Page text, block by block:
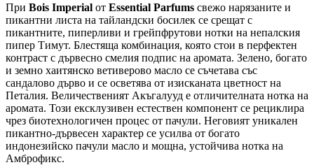
При Bois Imperial от Essential Parfums свежо нарязаните и
пикантни листа на тайландски босилек се срещат с
пикантните, пиперливи и грейпфрутови нотки на непалския
пипер Тимут. Блестяща комбинация, която стои в перфектен
контраст с дървесно смелия подпис на аромата. Зелено, богато
и земно хаитянско ветиверово масло се съчетава със
сандалово дърво и се осветява от изисканата цветност на
Пета̀лия. Величественият Акъгалууд е отличителната нотка на
аромата. Този ексклузивен естествен компонент се рециклира
чрез биотехнологичен процес от пачули. Неговият уникален
пикантно-дървесен характер се усилва от богато
индонезийско пачули масло и мощна, устойчива нотка на
Амброфикс.